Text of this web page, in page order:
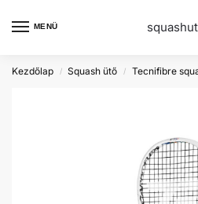
MENÜ
Kezdőlap / Squash ütő / Tecnifibre